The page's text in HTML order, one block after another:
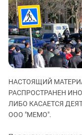
Дагестан
Ингушетия
Кабардино-Балкария
Калмыкия
Карачаево-Черкесия
Краснодарский край
Нагорный Карабах
Российская Федерация
НАСТОЯЩИЙ
РАСПРОСТРАНЕН
ЛИБО КАСАЕТСЯ
ООО "МЕМО".